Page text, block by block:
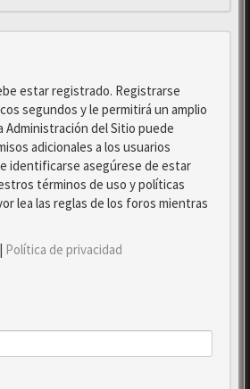
estar registrado. Registrarse
segundos y le permitirá un amplio
Administración del Sitio puede
adicionales a los usuarios
identificarse asegúrese de estar
términos de uso y políticas
lea las reglas de los foros mientras
| Política de privacidad